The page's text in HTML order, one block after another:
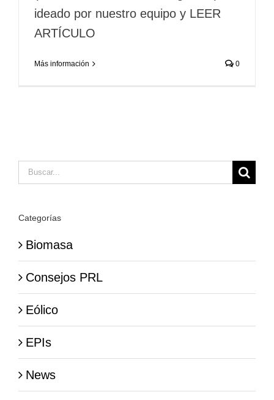
ideado por nuestro equipo y LEER
ARTÍCULO
Más información 0
Buscar:
Categorías
Biomasa
Consejos PRL
Eólico
EPIs
News